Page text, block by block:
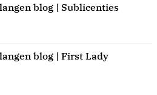
blog | Sublicenties
blog | First Lady